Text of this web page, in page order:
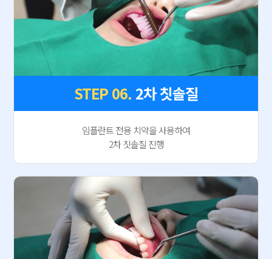
STEP 06. 2차 칫솔질
임플란트 전용 치약을 사용하여
2차 칫솔질 진행